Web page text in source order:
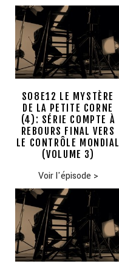
S08E12 LE MYSTÈRE
DE LA PETITE CORNE
(4): SÉRIE COMPTE À
REBOURS FINAL VERS
LE CONTRÔLE MONDIAL
(VOLUME 3)
Voir l'épisode >